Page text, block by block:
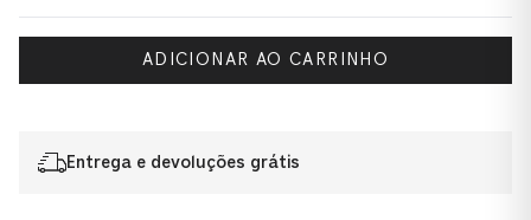
ADICIONAR AO CARRINHO
Entrega e devoluções grátis